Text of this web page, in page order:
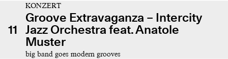
11
KONZERT
Groove Extravaganza – Intercity
Jazz Orchestra feat. Anatole
Muster
big band goes modern grooves